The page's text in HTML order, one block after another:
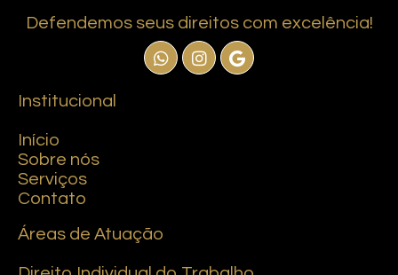
Defendemos seus direitos com excelência!
Institucional
Início
Sobre nós
Serviços
Contato
Áreas de Atuação